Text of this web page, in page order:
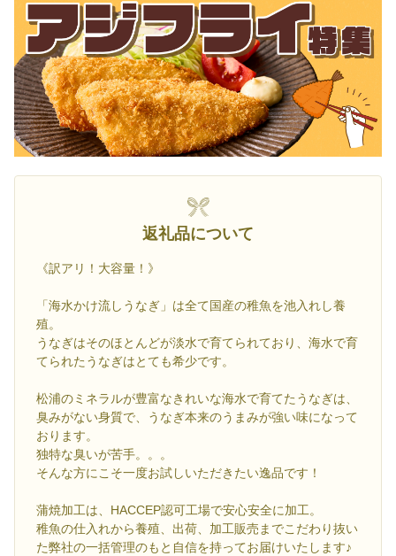
返礼品について
《訳アリ！大容量！》
「海水かけ流しうなぎ」は全て国産の稚魚を池入れし養
殖。
うなぎはそのほとんどが淡水で育てられており、海水で育
てられたうなぎはとても希少です。
松浦のミネラルが豊富なきれいな海水で育てたうなぎは、
臭みがない身質で、うなぎ本来のうまみが強い味になって
おります。
独特な臭いが苦手。。。
そんな方にこそ一度お試しいただきたい逸品です！
蒲焼加工は、HACCEP認可工場で安心安全に加工。
稚魚の仕入れから養殖、出荷、加工販売までこだわり抜い
た弊社の一括管理のもと自信を持ってお届けいたします♪